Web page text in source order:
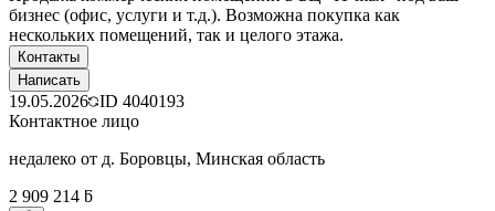
бизнес (офис, услуги и т.д.). Возможна покупка как
нескольких помещений, так и целого этажа.
Контакты
Написать
19.05.2026 ID 4040193
Контактное лицо
недалеко от д. Боровцы, Минская область
2 909 214 ƃ